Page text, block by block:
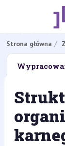
Strona główna